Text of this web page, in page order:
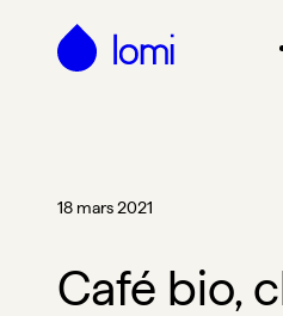
18 mars 2021
Café bio,